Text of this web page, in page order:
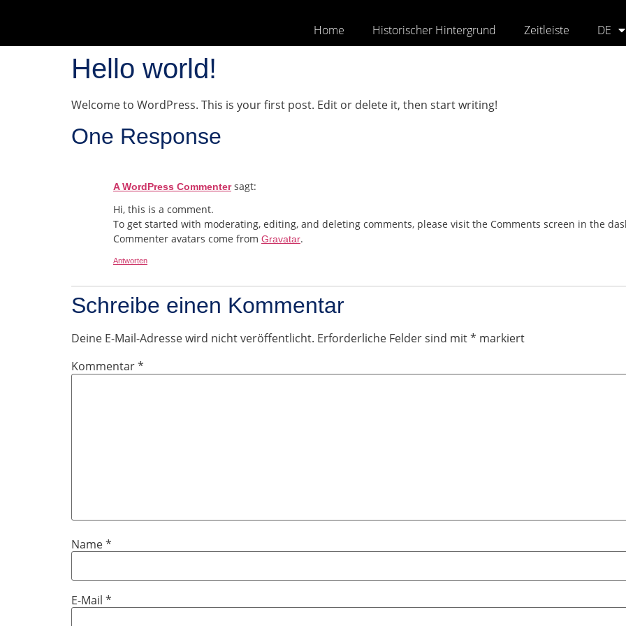
Home Historischer Hintergrund Zeitleiste DE
Hello world!
Welcome to WordPress. This is your first post. Edit or delete it, then start writing!
One Response
A WordPress Commenter sagt:
Hi, this is a comment.
To get started with moderating, editing, and deleting comments, please visit the Comments screen in the
Commenter avatars come from Gravatar.
Antworten
Schreibe einen Kommentar
Deine E-Mail-Adresse wird nicht veröffentlicht. Erforderliche Felder sind mit* markiert
Kommentar*
Name*
E-Mail *